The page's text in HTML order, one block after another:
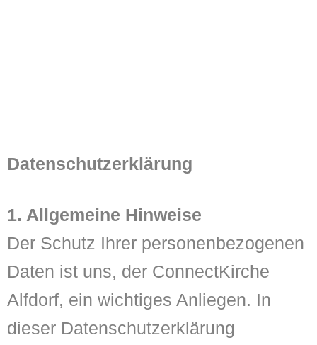
Datenschutzerklärung
1. Allgemeine Hinweise
Der Schutz Ihrer personenbezogenen
Daten ist uns, der ConnectKirche
Alfdorf, ein wichtiges Anliegen. In
dieser Datenschutzerklärung